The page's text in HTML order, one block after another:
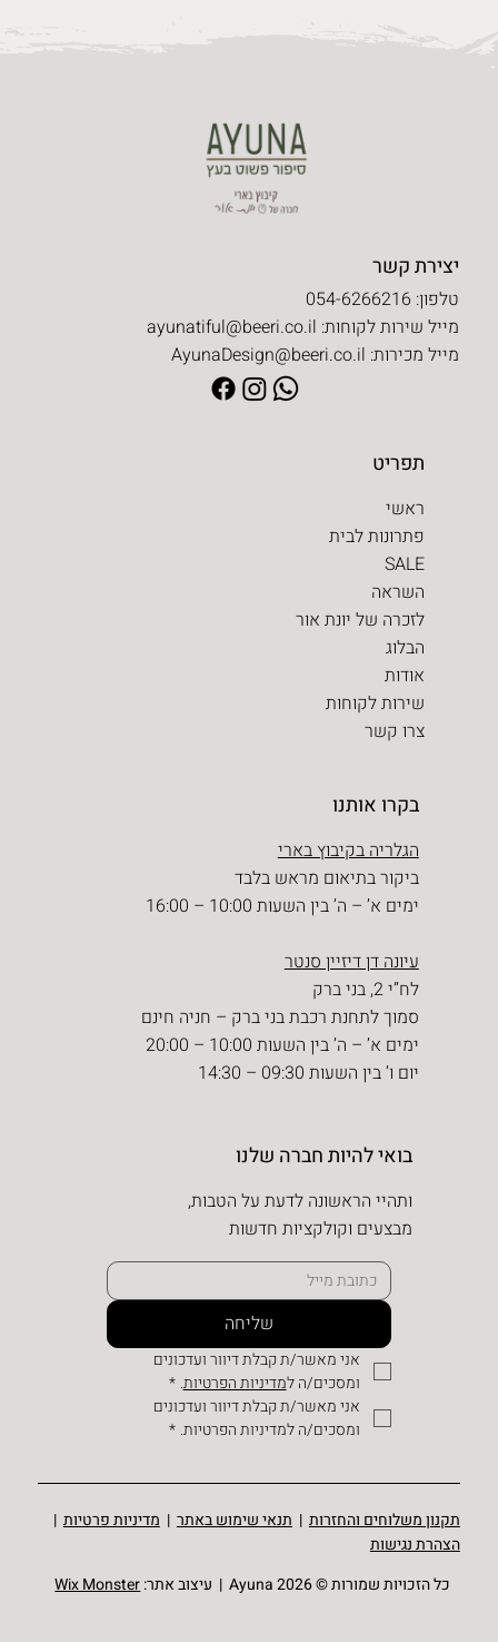
בקרו אותנו
הגלריה בקיבוץ בארי
ביקור בתיאום מראש בלבד
ימים א’ – ה’ בין השעות 10:00 – 16:00
עיונה דן דיזיין סנטר
לח”י 2, בני ברק
סמוך לתחנת רכבת בני ברק – חניה חינם
ימים א’ – ה’ בין השעות 10:00 – 20:00
יום ו’ בין השעות 09:30 – 14:30
תפריט
ראשי
פתרונות לבית
SALE
השראה
לזכרה של יונת אור
הבלוג
אודות
שירות לקוחות
צרו קשר
בואי להיות חברה שלנו
ותהיי הראשונה לדעת על הטבות,
מבצעים וקולקציות חדשות
שליחה
ומסכים/ה למדיניות הפרטיות.
*
ומסכים/ה למדיניות הפרטיות. *
יצירת קשר
טלפון: 054-6266216
מייל שירות לקוחות: ayunatiful@beeri.co.il
מייל מכירות: AyunaDesign@beeri.co.il
כל הזכויות שמורות © Ayuna 2026 | עיצוב אתר: Wix Monster
תקנון משלוחים והחזרות|תנאי שימוש באתר|מדיניות פרטיות|
הצהרת נגישות